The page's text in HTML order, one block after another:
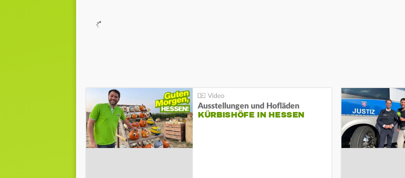
Ausstellungen und Hofläden
KÜRBISHÖFE IN HESSEN